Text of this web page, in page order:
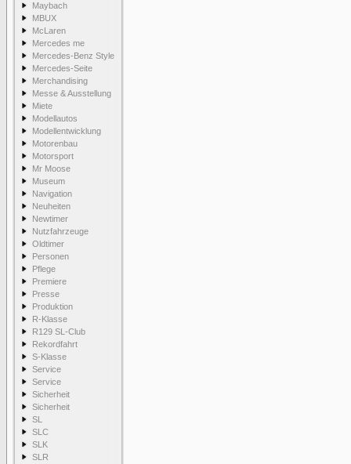
Maybach
MBUX
McLaren
Mercedes me
Mercedes-Benz Style
Mercedes-Seite
Merchandising
Messe & Ausstellung
Miete
Modellautos
Modellentwicklung
Motorenbau
Motorsport
Mr Moose
Museum
Navigation
Neuheiten
Newtimer
Nutzfahrzeuge
Oldtimer
Personen
Pflege
Premiere
Presse
Produktion
R-Klasse
R129 SL-Club
Rekordfahrt
S-Klasse
Service
Service
Sicherheit
Sicherheit
SL
SLC
SLK
SLR